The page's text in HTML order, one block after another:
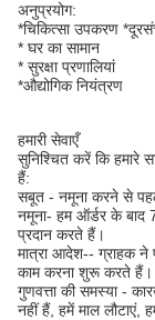
अनुप्रयोग:
*चिकित्सा उपकरण
* घर का सामान
* सुरक्षा प्रणालियां
*औद्योगिक नियंत्रण
हमारी सेवाएँ
सुनिश्चित करें कि हमारे
हैं:
सबूत - नमूना करने से
नमूना- हम ऑर्डर के बाद
प्रदान करते हैं।
मात्रा आदेश-- ग्राहक ने
काम करना शुरू करते हैं।
गुणवत्ता की समस्या -
नहीं हैं, हमें माल लौटाएं,